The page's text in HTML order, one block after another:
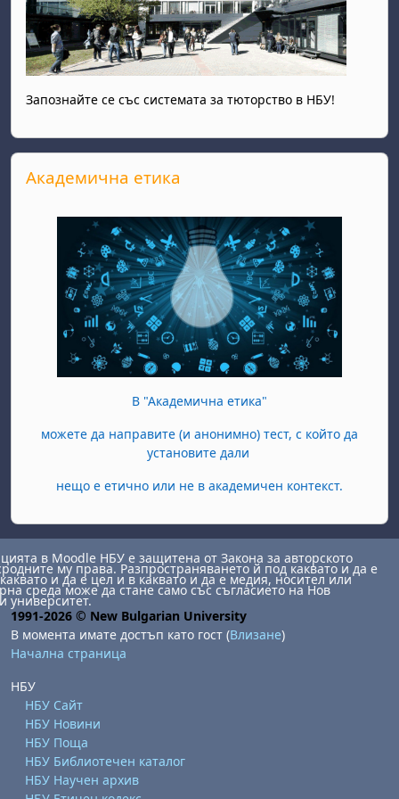
Запознайте се със системата за тюторство в НБУ!
Прескочи Академична етика
Академична етика
В "Академична етика"
можете да направите (и анонимно) тест, с който да
установите дали
нещо е етично или не в академичен контекст.
в Moodle НБУ е защитена от Закона за авторското
му права. Разпространяването й под каквато и да е
и да е цел и в каквато и да е медия, носител или
среда може да стане само със съгласието на Нов
университет.
1991-2026 © New Bulgarian University
В момента имате достъп като гост (Влизане)
Начална страница
НБУ
НБУ Сайт
НБУ Новини
НБУ Поща
НБУ Библиотечен каталог
НБУ Научен архив